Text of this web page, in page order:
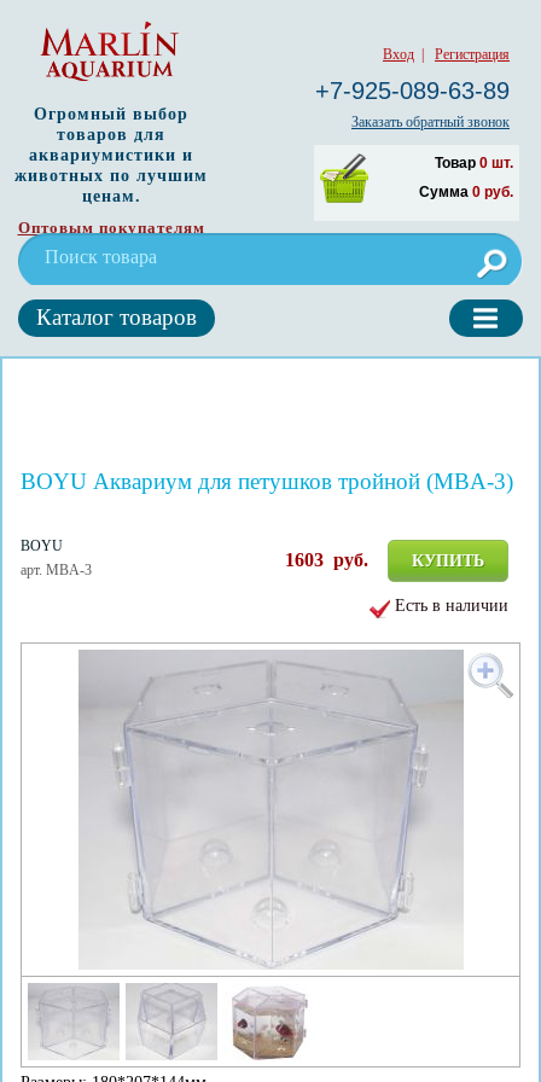
Вход Регистрация
+7-925-089-63-89
Заказать обратный звонок
Товар 0 шт.
Сумма 0 руб.
Огромный выбор
товаров для
аквариумистики и
животных по лучшим
ценам.
Оптовым покупателям
Каталог товаров
BOYU Аквариум для петушков тройной (MBA-3)
BOYU
арт. MBA-3
КУПИТЬ
1603 руб.
Есть в наличии